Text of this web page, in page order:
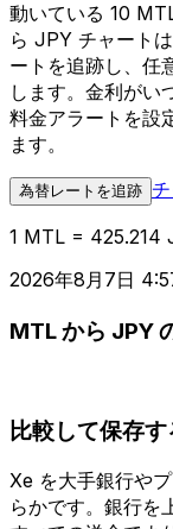
動いている 10
ら JPY チャート
ートを追跡し、任
します。金利がい
料金アラートを設
ます。
為替レートを追跡
1 MTL = 425.214
2026年8月7日
MTL から JPY
比較して保存す
Xe を大手銀行や
らかです。銀行を